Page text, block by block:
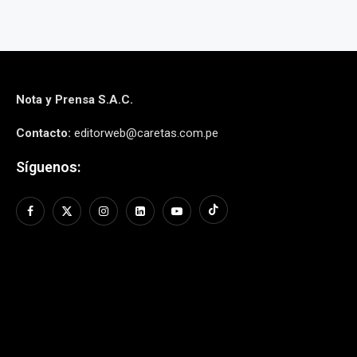
Nota y Prensa S.A.C.
Contacto: editorweb@caretas.com.pe
Síguenos: